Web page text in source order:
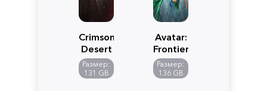
Crimson
Desert
Размер:
131 GB
Avatar:
Frontiers
of
Pandora
Размер:
136 GB